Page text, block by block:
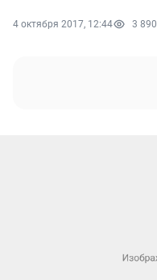
4 октября 2017, 12:44 3 890